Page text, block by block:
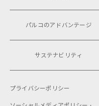
パルコのアドバンテージ
サステナビリティ
プライバシーポリシー